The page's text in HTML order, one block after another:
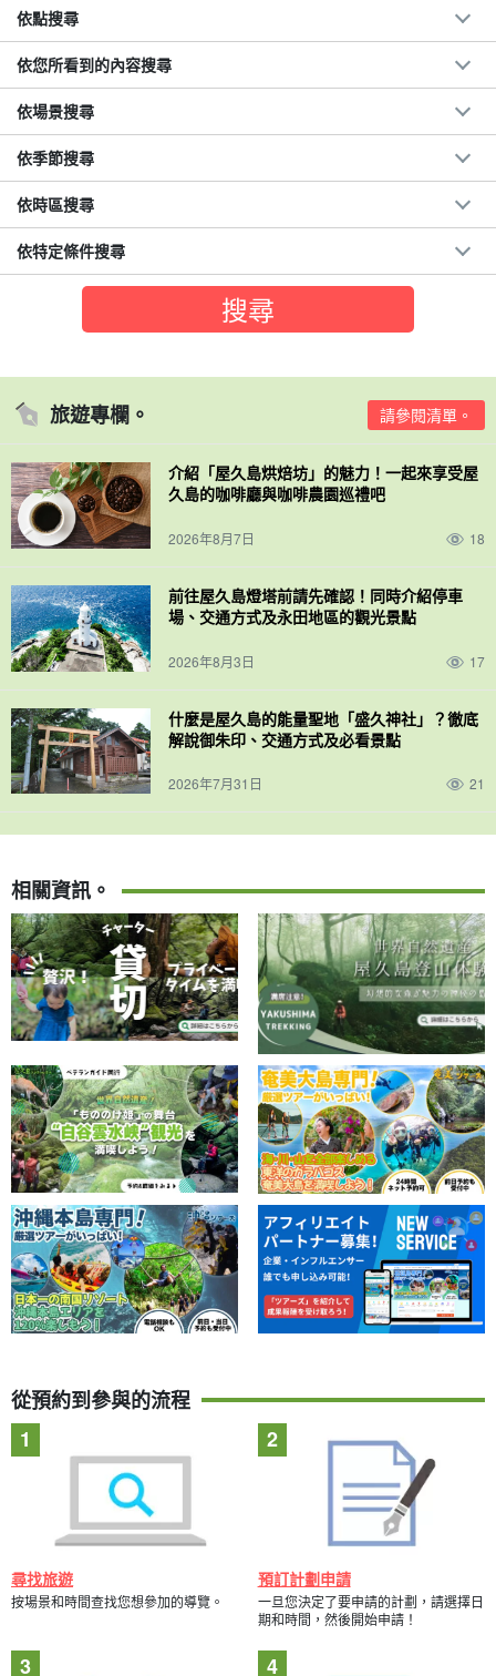
依點搜尋
依您所看到的內容搜尋
依場景搜尋
依季節搜尋
依時區搜尋
依特定條件搜尋
旅遊專欄。 請參閱清單。
介紹「屋久島烘焙坊」的魅力！一起來享受屋
久島的咖啡廳與咖啡農園巡禮吧
2026年8月7日 18
前往屋久島燈塔前請先確認！同時介紹停車
場、交通方式及永田地區的觀光景點
2026年8月3日 17
什麼是屋久島的能量聖地「盛久神社」？徹底
解說御朱印、交通方式及必看景點
2026年7月31日 21
相關資訊。
從預約到參與的流程
尋找旅遊
按場景和時間查找您想參加的導覽。
預訂計劃申請
一旦您決定了要申請的計劃，請選擇日
期和時間，然後開始申請！